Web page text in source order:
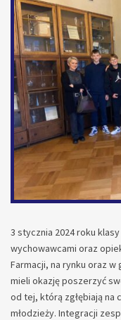
3 stycznia 2024 roku klasy
wychowawcami oraz
Farmacji, na rynku oraz w
mieli okazję poszerzyć
od tej, którą zgłębiają na
młodzieży. Integracji